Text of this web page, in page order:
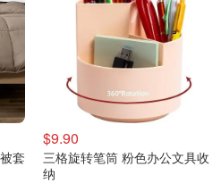
套
$9.90
三格旋转笔筒 粉色办公文具收
纳